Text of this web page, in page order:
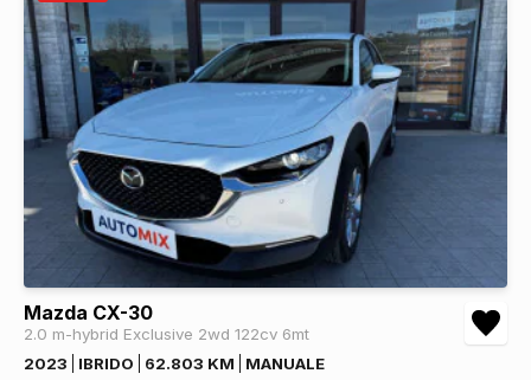
Mazda CX-30
2.0 m-hybrid Exclusive 2wd 122cv 6mt
2023
IBRIDO 62.803 KM
MANUALE